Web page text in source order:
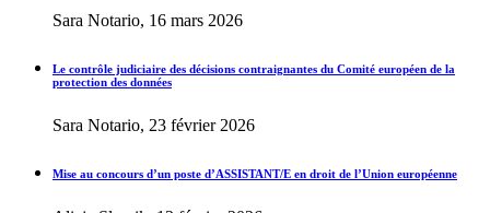
Sara Notario, 16 mars 2026
Le contrôle judiciaire des décisions contraignantes du Comité européen de la
protection des données
Sara Notario, 23 février 2026
Mise au concours d’un poste d’ASSISTANT/E en droit de l’Union européenne